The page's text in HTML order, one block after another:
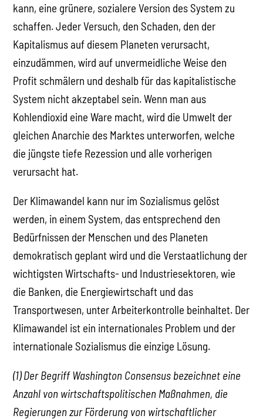
kann, eine grünere, sozialere Version des System zu
schaffen. Jeder Versuch, den Schaden, den der
Kapitalismus auf diesem Planeten verursacht,
einzudämmen, wird auf unvermeidliche Weise den
Profit schmälern und deshalb für das kapitalistische
System nicht akzeptabel sein. Wenn man aus
Kohlendioxid eine Ware macht, wird die Umwelt der
gleichen Anarchie des Marktes unterworfen, welche
die jüngste tiefe Rezession und alle vorherigen
verursacht hat.
Der Klimawandel kann nur im Sozialismus gelöst
werden, in einem System, das entsprechend den
Bedürfnissen der Menschen und des Planeten
demokratisch geplant wird und die Verstaatlichung der
wichtigsten Wirtschafts- und Industriesektoren, wie
die Banken, die Energiewirtschaft und das
Transportwesen, unter Arbeiterkontrolle beinhaltet. Der
Klimawandel ist ein internationales Problem und der
internationale Sozialismus die einzige Lösung.
(1) Der Begriff Washington Consensus bezeichnet eine
Anzahl von wirtschaftspolitischen Maßnahmen, die
Regierungen zur Förderung von wirtschaftlicher